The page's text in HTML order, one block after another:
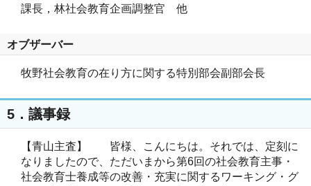
課長，林社会教育企画調整官 他
オブザーバー
牧野社会教育の在り方に関する特別部会副部会長
5．議事録
【青山主査】 皆様、こんにちは。それでは、定刻に
なりましたので、ただいまから第6回の社会教育主事・
社会教育士養成等の改善・充実に関するワーキング・グ